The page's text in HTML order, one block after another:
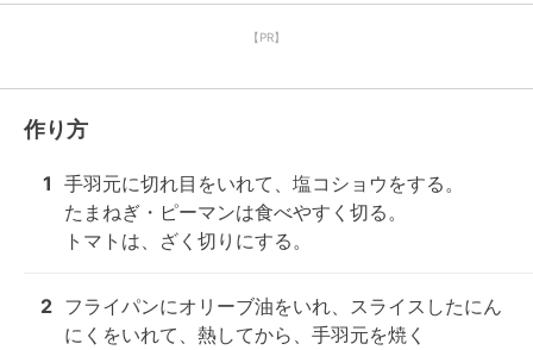
【PR】
作り方
1 手羽元に切れ目をいれて、塩コショウをする。
たまねぎ・ピーマンは食べやすく切る。
トマトは、ざく切りにする。
2 フライパンにオリーブ油をいれ、スライスしたにん
にくをいれて、熱してから、手羽元を焼く